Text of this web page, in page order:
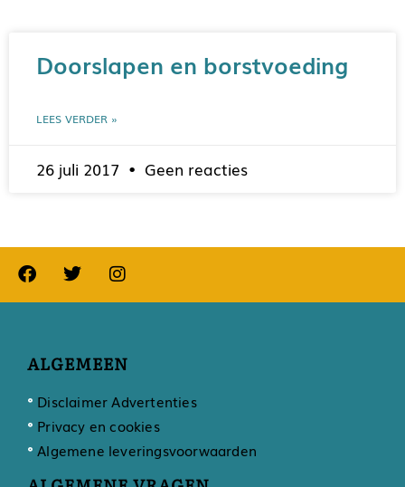
Doorslapen en borstvoeding
LEES VERDER »
26 juli 2017 Geen reacties
ALGEMEEN
Disclaimer Advertenties
Privacy en cookies
Algemene leveringsvoorwaarden